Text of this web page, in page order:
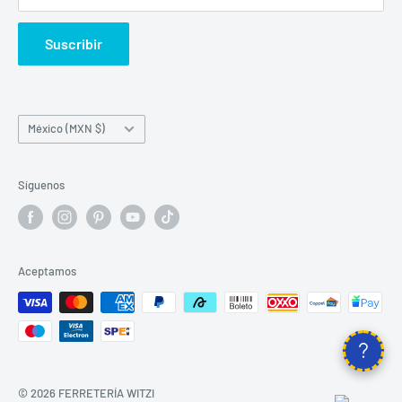
¡¡¡ZONA DE CUPONES DE DESCUENTOS!!!
Suscribir
País/región
México (MXN $)
Síguenos
Aceptamos
© 2026 FERRETERÍA WITZI